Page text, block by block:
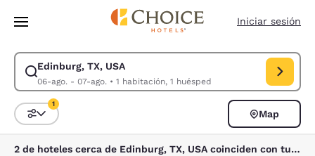
Pasar A Contenido Principal
Iniciar sesión
Edinburg, TX, USA
06-ago. - 07-ago.• 1 habitación, 1 huésped
Modificar la búsqueda de Edinburg, TX, USA. Fecha de check-in 06-
Ordenar y filtrar
1
Map
2 de hoteles cerca de Edinburg, TX, USA coinciden con tus filtros